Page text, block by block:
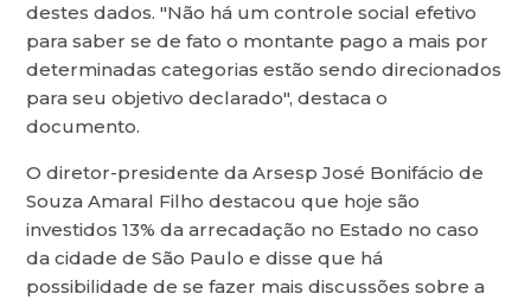
destes dados. "Não há um controle social efetivo
para saber se de fato o montante pago a mais por
determinadas categorias estão sendo direcionados
para seu objetivo declarado", destaca o
documento.
O diretor-presidente da Arsesp José Bonifácio de
Souza Amaral Filho destacou que hoje são
investidos 13% da arrecadação no Estado no caso
da cidade de São Paulo e disse que há
possibilidade de se fazer mais discussões sobre a